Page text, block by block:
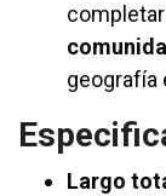
geografía
Largo